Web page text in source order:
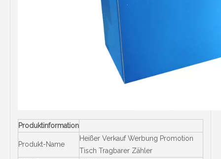
Produktinformation
Produkt-Name
Heißer Verkauf Werbung Promotion
Tisch Tragbarer Zähler